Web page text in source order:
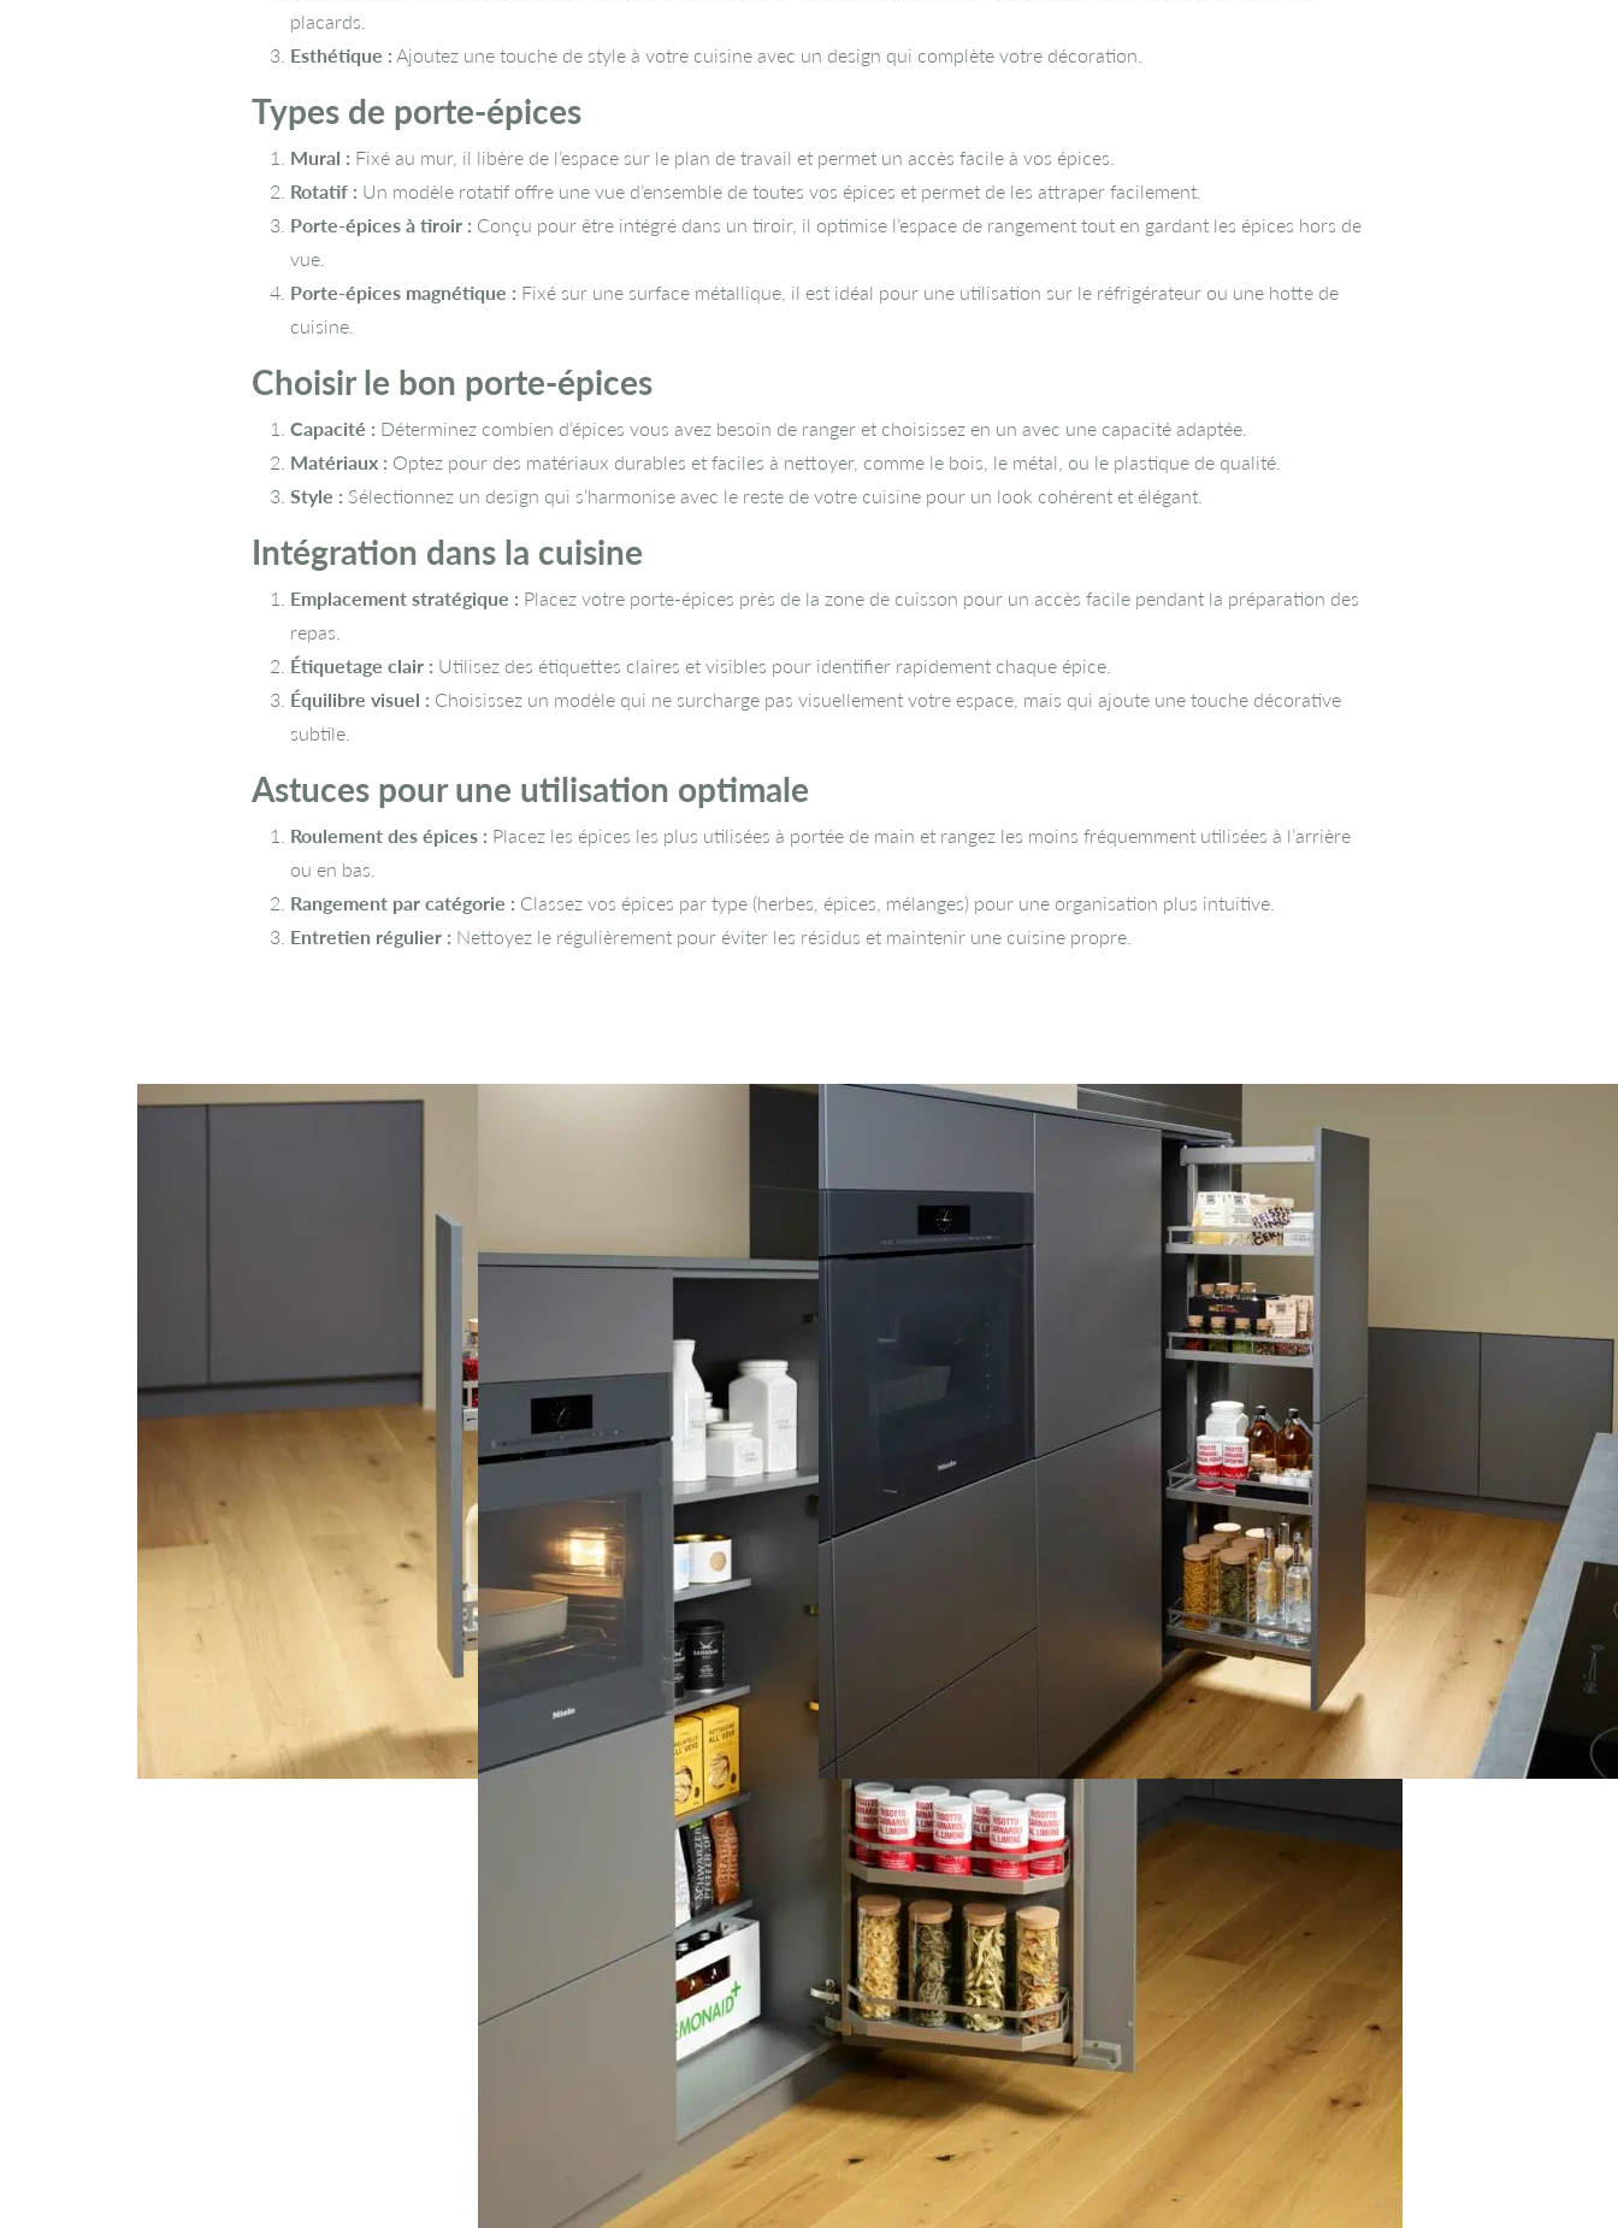
placards.
Esthétique : Ajoutez une touche de style à votre cuisine avec un design qui complète votre décoration.
Types de porte-épices
Mural : Fixé au mur, il libère de l’espace sur le plan de travail et permet un accès facile à vos épices.
Rotatif : Un modèle rotatif offre une vue d’ensemble de toutes vos épices et permet de les attraper facilement.
Porte-épices à tiroir : Conçu pour être intégré dans un tiroir, il optimise l’espace de rangement tout en gardant les épices hors de
vue.
Porte-épices magnétique : Fixé sur une surface métallique, il est idéal pour une utilisation sur le réfrigérateur ou une hotte de
cuisine.
Choisir le bon porte-épices
Capacité : Déterminez combien d’épices vous avez besoin de ranger et choisissez en un avec une capacité adaptée.
Matériaux : Optez pour des matériaux durables et faciles à nettoyer, comme le bois, le métal, ou le plastique de qualité.
Style : Sélectionnez un design qui s’harmonise avec le reste de votre cuisine pour un look cohérent et élégant.
Intégration dans la cuisine
Emplacement stratégique : Placez votre porte-épices près de la zone de cuisson pour un accès facile pendant la préparation des
repas.
Étiquetage clair : Utilisez des étiquettes claires et visibles pour identifier rapidement chaque épice.
Équilibre visuel : Choisissez un modèle qui ne surcharge pas visuellement votre espace, mais qui ajoute une touche décorative
subtile.
Astuces pour une utilisation optimale
Roulement des épices : Placez les épices les plus utilisées à portée de main et rangez les moins fréquemment utilisées à l’arrière
ou en bas.
Rangement par catégorie : Classez vos épices par type (herbes, épices, mélanges) pour une organisation plus intuitive.
Entretien régulier : Nettoyez le régulièrement pour éviter les résidus et maintenir une cuisine propre.